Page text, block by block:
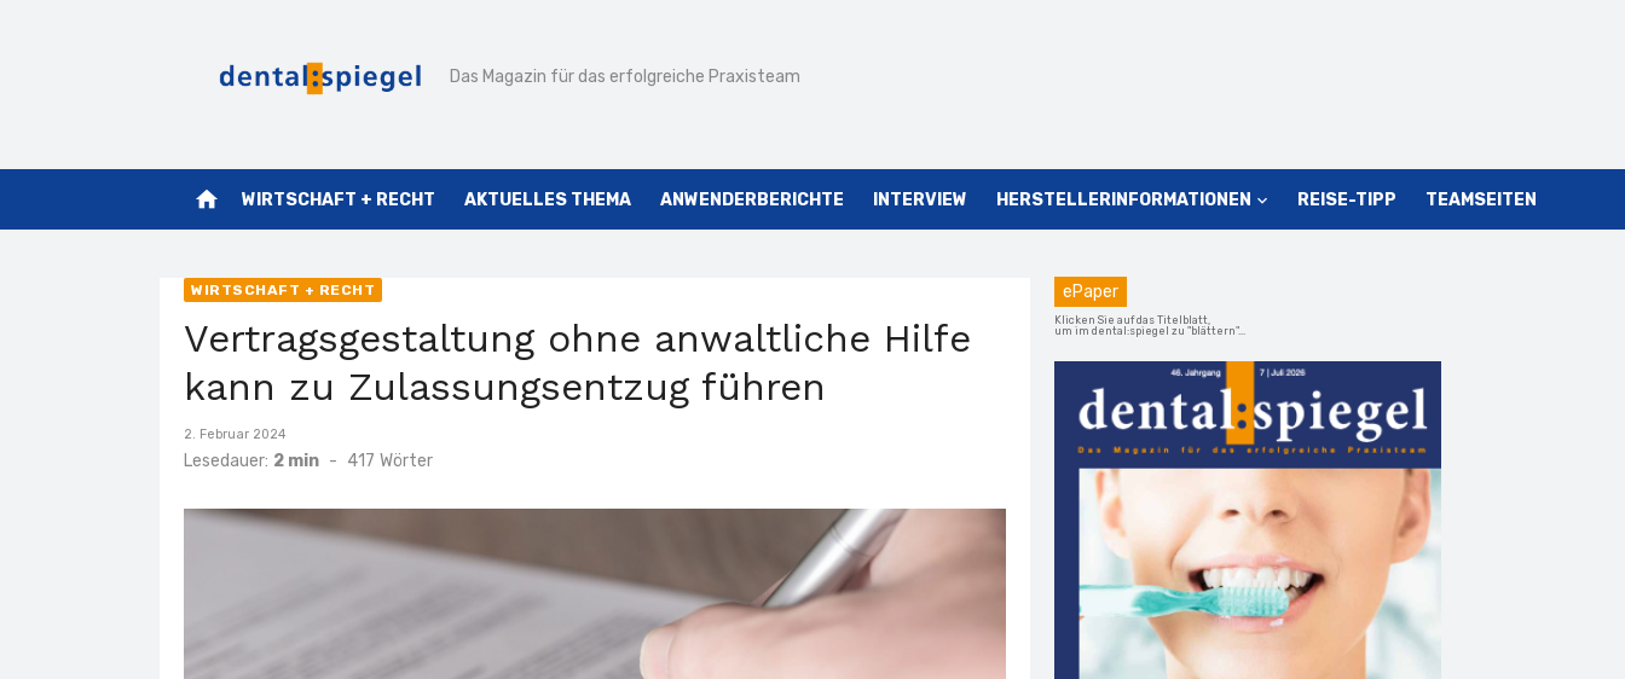
Das Magazin für das erfolgreiche Praxisteam
home WIRTSCHAFT + RECHT AKTUELLES THEMA ANWENDERBERICHTE INTERVIEW HERSTELLERINFORMATIONEN REISE-TIPP TEAMSEITEN
WIRTSCHAFT + RECHT
Vertragsgestaltung ohne anwaltliche Hilfe
kann zu Zulassungsentzug führen
Veröffentlicht
am
2. Februar 2024
Lesedauer: 2 min - 417 Wörter
ePaper
Klicken Sie auf das Titelblatt,
um im dental:spiegel zu "blättern"...